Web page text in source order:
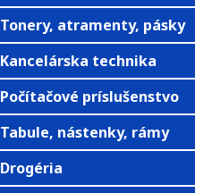
Tonery, atramenty, pásky
Kancelárska technika
Počítačové príslušenstvo
Tabule, nástenky, rámy
Drogéria